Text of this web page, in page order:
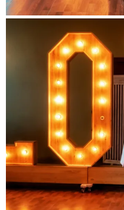
Hola! soy Gema,